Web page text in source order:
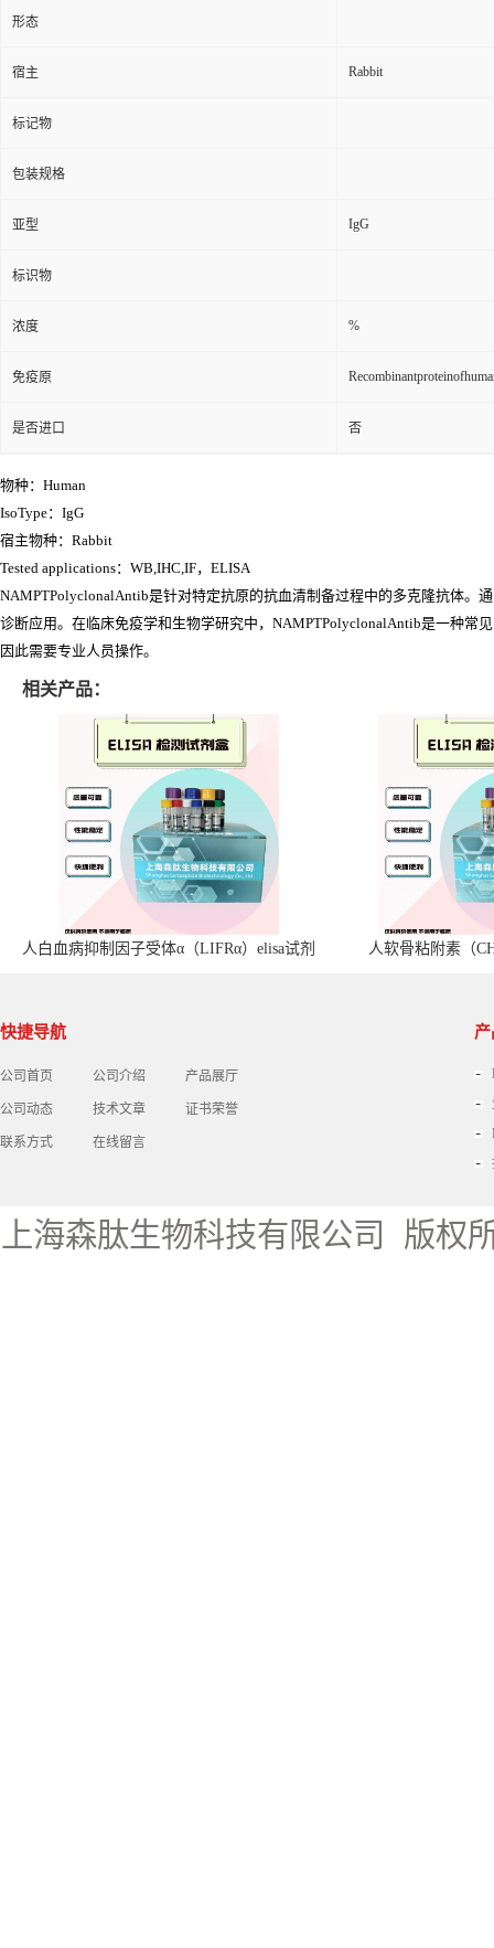
形态
宿主 Rabbit
标记物
包装规格
亚型 IgG
标识物
浓度 %
免疫原
是否进口 否
物种：Human
IsoType：IgG
宿主物种：Rabbit
Tested applications：WB,IHC,IF，ELISA
NAMPTPolyclonalAntib是针对特定抗原的抗血清制备过程中的多克隆抗体。
诊断应用。在临床免疫学和生物学研究中，NAMPTPolyclonalAntib是一种常
因此需要专业人员操作。
相关产品：
人白血病抑制因子受体α（LIFRα）elisa试剂
人软骨粘附素（
快捷导航
公司首页 公司介绍 产品展厅
公司动态 技术文章 证书荣誉
联系方式 在线留言
上海森肽生物科技有限公司 版权